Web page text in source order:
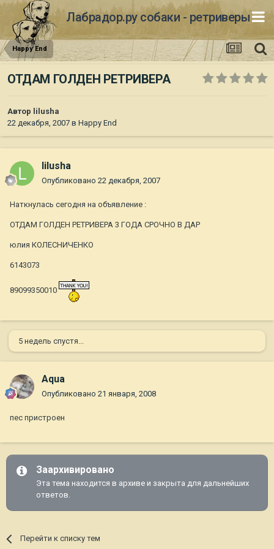
Лабрадор.ру собаки - ретриверы
Happy End
ОТДАМ ГОЛДЕН РЕТРИВЕРА
Автор lilusha
22 декабря, 2007 в Happy End
lilusha
Опубликовано 22 декабря, 2007
Наткнулась сегодня на объявление :
ОТДАМ ГОЛДЕН РЕТРИВЕРА 3 ГОДА СРОЧНО В ДАР
юлия КОЛЕСНИЧЕНКО
6143073
89099350010
5 недель спустя...
Aqua
Опубликовано 21 января, 2008
пес пристроен
Заархивировано
Эта тема находится в архиве и закрыта для дальнейших
ответов.
Перейти к списку тем